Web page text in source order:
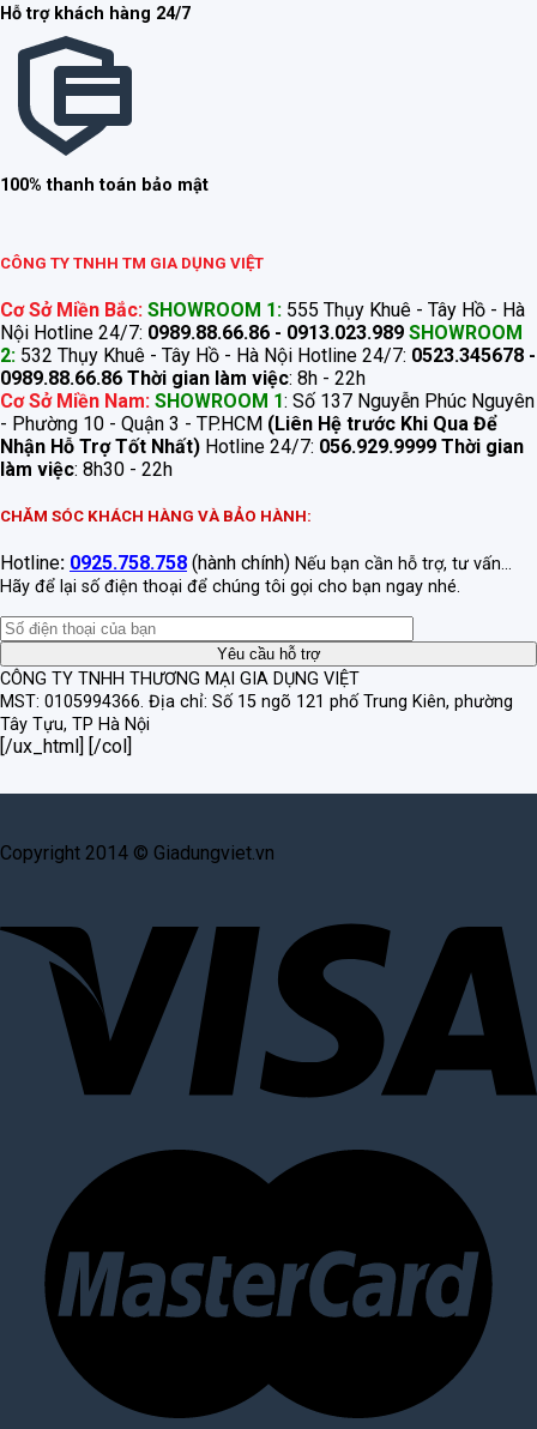
Hỗ trợ khách hàng 24/7
100% thanh toán bảo mật
CÔNG TY TNHH TM GIA DỤNG VIỆT
Cơ Sở Miền Bắc: SHOWROOM 1: 555 Thụy Khuê - Tây Hồ - Hà
Nội Hotline 24/7: 0989.88.66.86 - 0913.023.989 SHOWROOM
2: 532 Thụy Khuê - Tây Hồ - Hà Nội Hotline 24/7: 0523.345678 -
0989.88.66.86 Thời gian làm việc: 8h - 22h
Cơ Sở Miền Nam: SHOWROOM 1: Số 137 Nguyễn Phúc Nguyên
- Phường 10 - Quận 3 - TP.HCM (Liên Hệ trước Khi Qua Để
Nhận Hỗ Trợ Tốt Nhất) Hotline 24/7: 056.929.9999 Thời gian
làm việc: 8h30 - 22h
CHĂM SÓC KHÁCH HÀNG VÀ BẢO HÀNH:
Hotline: 0925.758.758 (hành chính) Nếu bạn cần hỗ trợ, tư vấn...
Hãy để lại số điện thoại để chúng tôi gọi cho bạn ngay nhé.
CÔNG TY TNHH THƯƠNG MẠI GIA DỤNG VIỆT
MST: 0105994366. Địa chỉ: Số 15 ngõ 121 phố Trung Kiên, phường
Tây Tựu, TP Hà Nội
[/ux_html] [/col]
Copyright 2014 © Giadungviet.vn